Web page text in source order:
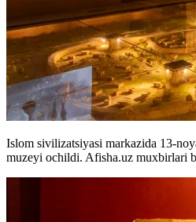
Islom sivilizatsiyasi markazida 13-
muzeyi ochildi. Afisha.uz muxbirlari